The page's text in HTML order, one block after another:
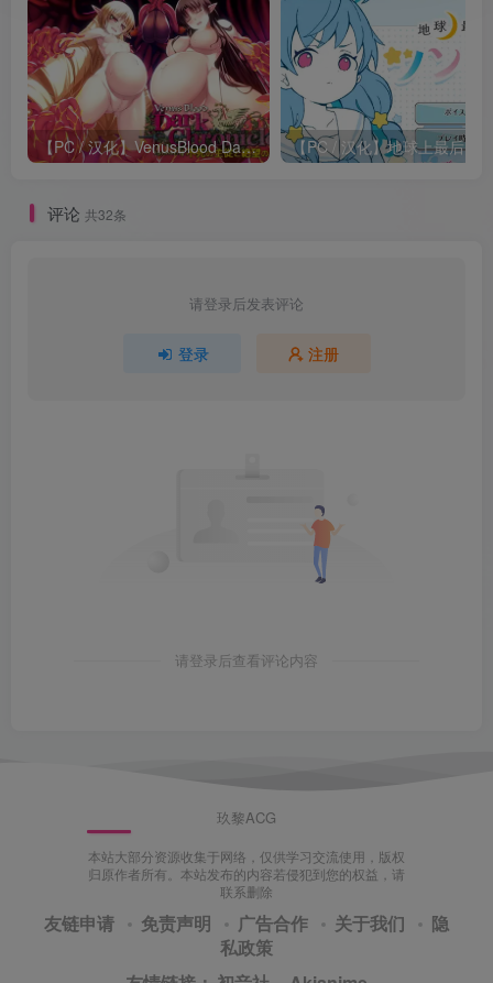
【PC / 汉化】VenusBlood DarkChronicle Episode:4 不死の主従と絶望の末路 【PC / 汉化】地球上最后的
评论 共32条
请登录后发表评论
登录 注册
请登录后查看评论内容
玖黎ACG
本站大部分资源收集于网络，仅供学习交流使用，版权
归原作者所有。本站发布的内容若侵犯到您的权益，请
联系删除
友链申请 免责声明 广告合作 关于我们
隐
私政策